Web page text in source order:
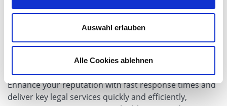
Auswahl erlauben
Alle Cookies ablehnen
App Details
By standardizing workflows for legal service requests,
you can achieve a new level of efficiency in your legal
department.
Enhance your reputation with fast response times and
deliver key legal services quickly and efficiently,